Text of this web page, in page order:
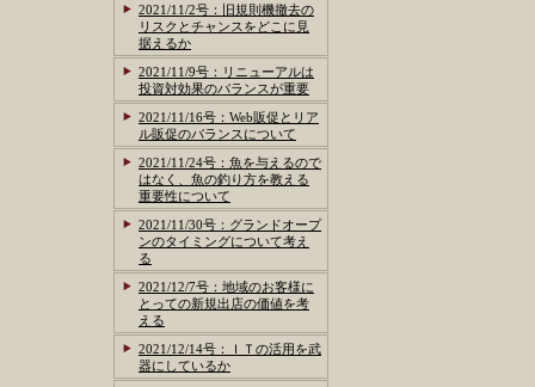
2021/11/2号：旧規則機撤去の
リスクとチャンスをどこに見
据えるか
2021/11/9号：リニューアルは
投資対効果のバランスが重要
2021/11/16号：Web販促とリア
ル販促のバランスについて
2021/11/24号：魚を与えるので
はなく、魚の釣り方を教える
重要性について
2021/11/30号：グランドオープ
ンのタイミングについて考え
る
2021/12/7号：地域のお客様に
とっての新規出店の価値を考
える
2021/12/14号：ＩＴの活用を武
器にしているか